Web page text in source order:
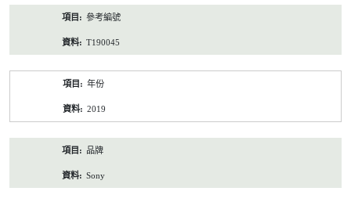
參考編號
T190045
年份
2019
品牌
Sony